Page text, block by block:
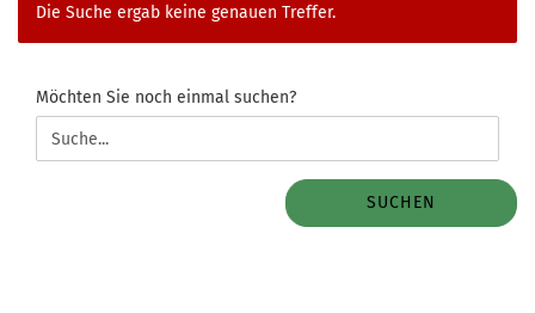
Die Suche ergab keine genauen Treffer.
MÖCHTEN
SIE
NOCH
EINMAL
Möchten Sie noch einmal suchen?
SUCHEN